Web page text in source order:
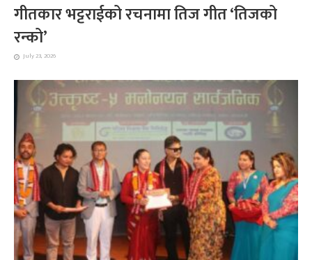
गीतकार भट्टराईको रचनामा तिज गीत ‘तिजको
रन्को’
July 23, 2026